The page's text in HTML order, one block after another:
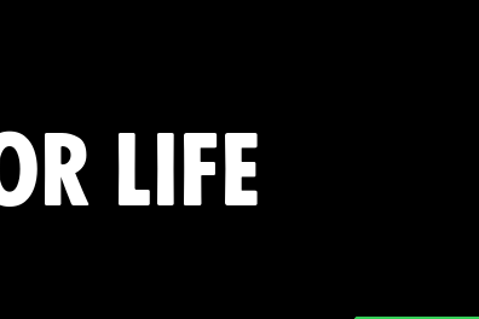
life